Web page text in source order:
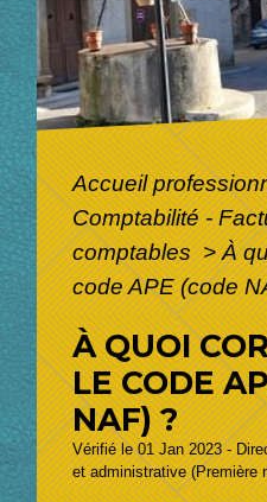
Accueil
Comptabilité -
comptables> À
code APE (code
À QUOI
LE CODE
NAF) ?
Vérifié le 01 Jan 2023 -
et administrative (Première